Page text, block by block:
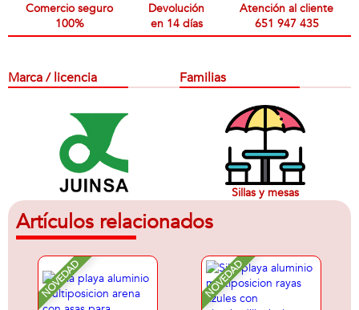
Comercio seguro
100%
Devolución
en 14 días
Atención al cliente
651 947 435
Marca / licencia Familias
Sillas y mesas
Artículos relacionados
NOVEDAD NOVEDAD